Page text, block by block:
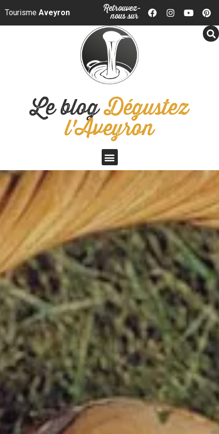
Panneau de gestion des cookies
Tourisme Aveyron Retrouvez-
nous sur
Le blogDégustez
l'Aveyron